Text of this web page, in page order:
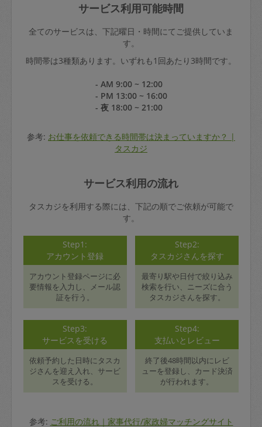
サービス利用可能時間
全てのサービスは、下記曜日・時間にてご提供していま
す。
時間帯は3種類あります。いずれも1回あたり3時間です。
- AM 9:00 ~ 12:00
- PM 13:00 ~ 16:00
- 夜 18:00 ~ 21:00
参考: お仕事を依頼できる時間帯は決まっていますか？ |
タスカジ
サービス利用の流れ
タスカジを利用する際には、下記の順でご依頼が可能で
す。
Step1:
アカウント登録
アカウント登録ページに必
要情報を入力し、メール認
証を行う。
Step2:
タスカジさんを探す
最寄り駅や日付で絞り込み
検索を行い、ニーズに合う
タスカジさんを探す。
Step3:
サービスを受ける
依頼予約した日時にタスカ
ジさんを迎え入れ、サービ
スを受ける。
Step4:
支払いとレビュー
終了後48時間以内にレビ
ューを登録し、カード決済
が行われます。
参考: ご利用の流れ｜家事代行/家政婦マッチングサイト